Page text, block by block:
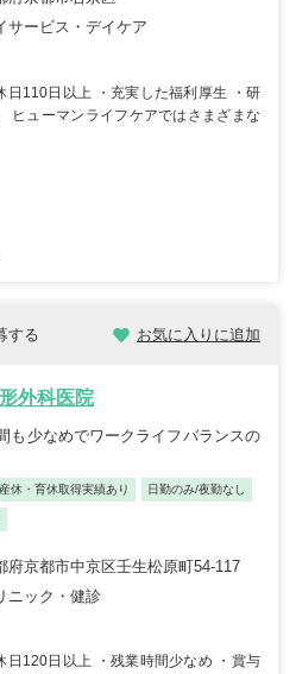
サービス・デイケア
日110日以上 ・充実した福利厚生 ・研
ヒューマンライフケアではさまざまな
する お気に入りに追加
外科医院
も少なめでワークライフバランスの
産休・育休取得実績あり 日勤のみ/夜勤なし
府京都市中京区壬生松原町54-117
ニック・健診
日120日以上 ・残業時間少なめ ・賞与